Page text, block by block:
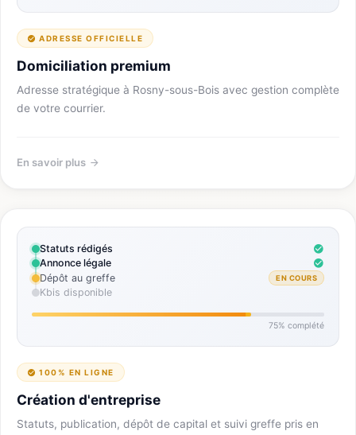
ADRESSE OFFICIELLE
Domiciliation premium
Adresse stratégique à Rosny-sous-Bois avec gestion complète
de votre courrier.
En savoir plus
Statuts rédigés
Annonce légale
Dépôt au greffe
EN COURS
Kbis disponible
75% complété
100% EN LIGNE
Création d'entreprise
Statuts, publication, dépôt de capital et suivi greffe pris en